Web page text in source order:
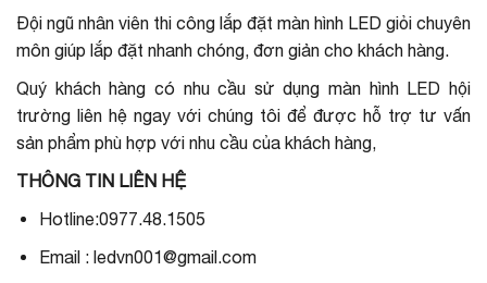
Đội ngũ nhân viên thi công lắp đặt màn hình LED giỏi chuyên
môn giúp lắp đặt nhanh chóng, đơn giản cho khách hàng.
Quý khách hàng có nhu cầu sử dụng màn hình LED hội
trường liên hệ ngay với chúng tôi để được hỗ trợ tư vấn
sản phẩm phù hợp với nhu cầu của khách hàng,
THÔNG TIN LIÊN HỆ
Hotline:0977.48.1505
Email : ledvn001@gmail.com